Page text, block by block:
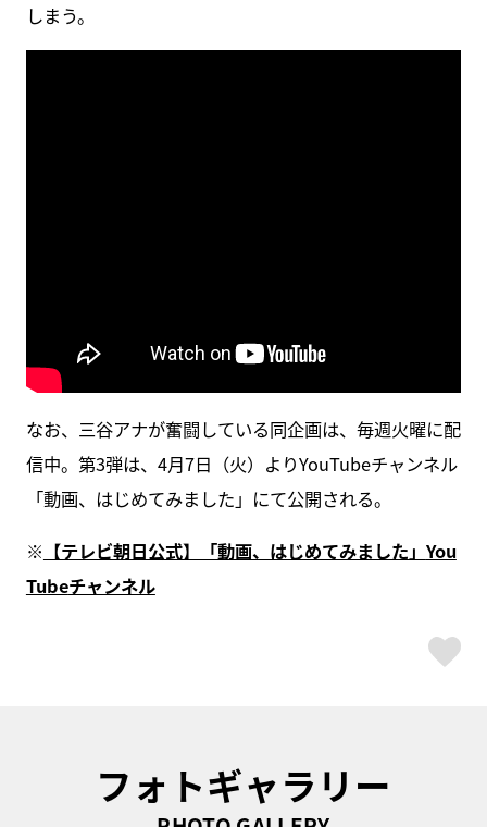
しまう。
なお、三谷アナが奮闘している同企画は、毎週火曜に配
信中。第3弾は、4月7日（火）よりYouTubeチャンネル
「動画、はじめてみました」にて公開される。
※ 【テレビ朝日公式】「動画、はじめてみました」 You
Tubeチャンネル
フォトギャラリー